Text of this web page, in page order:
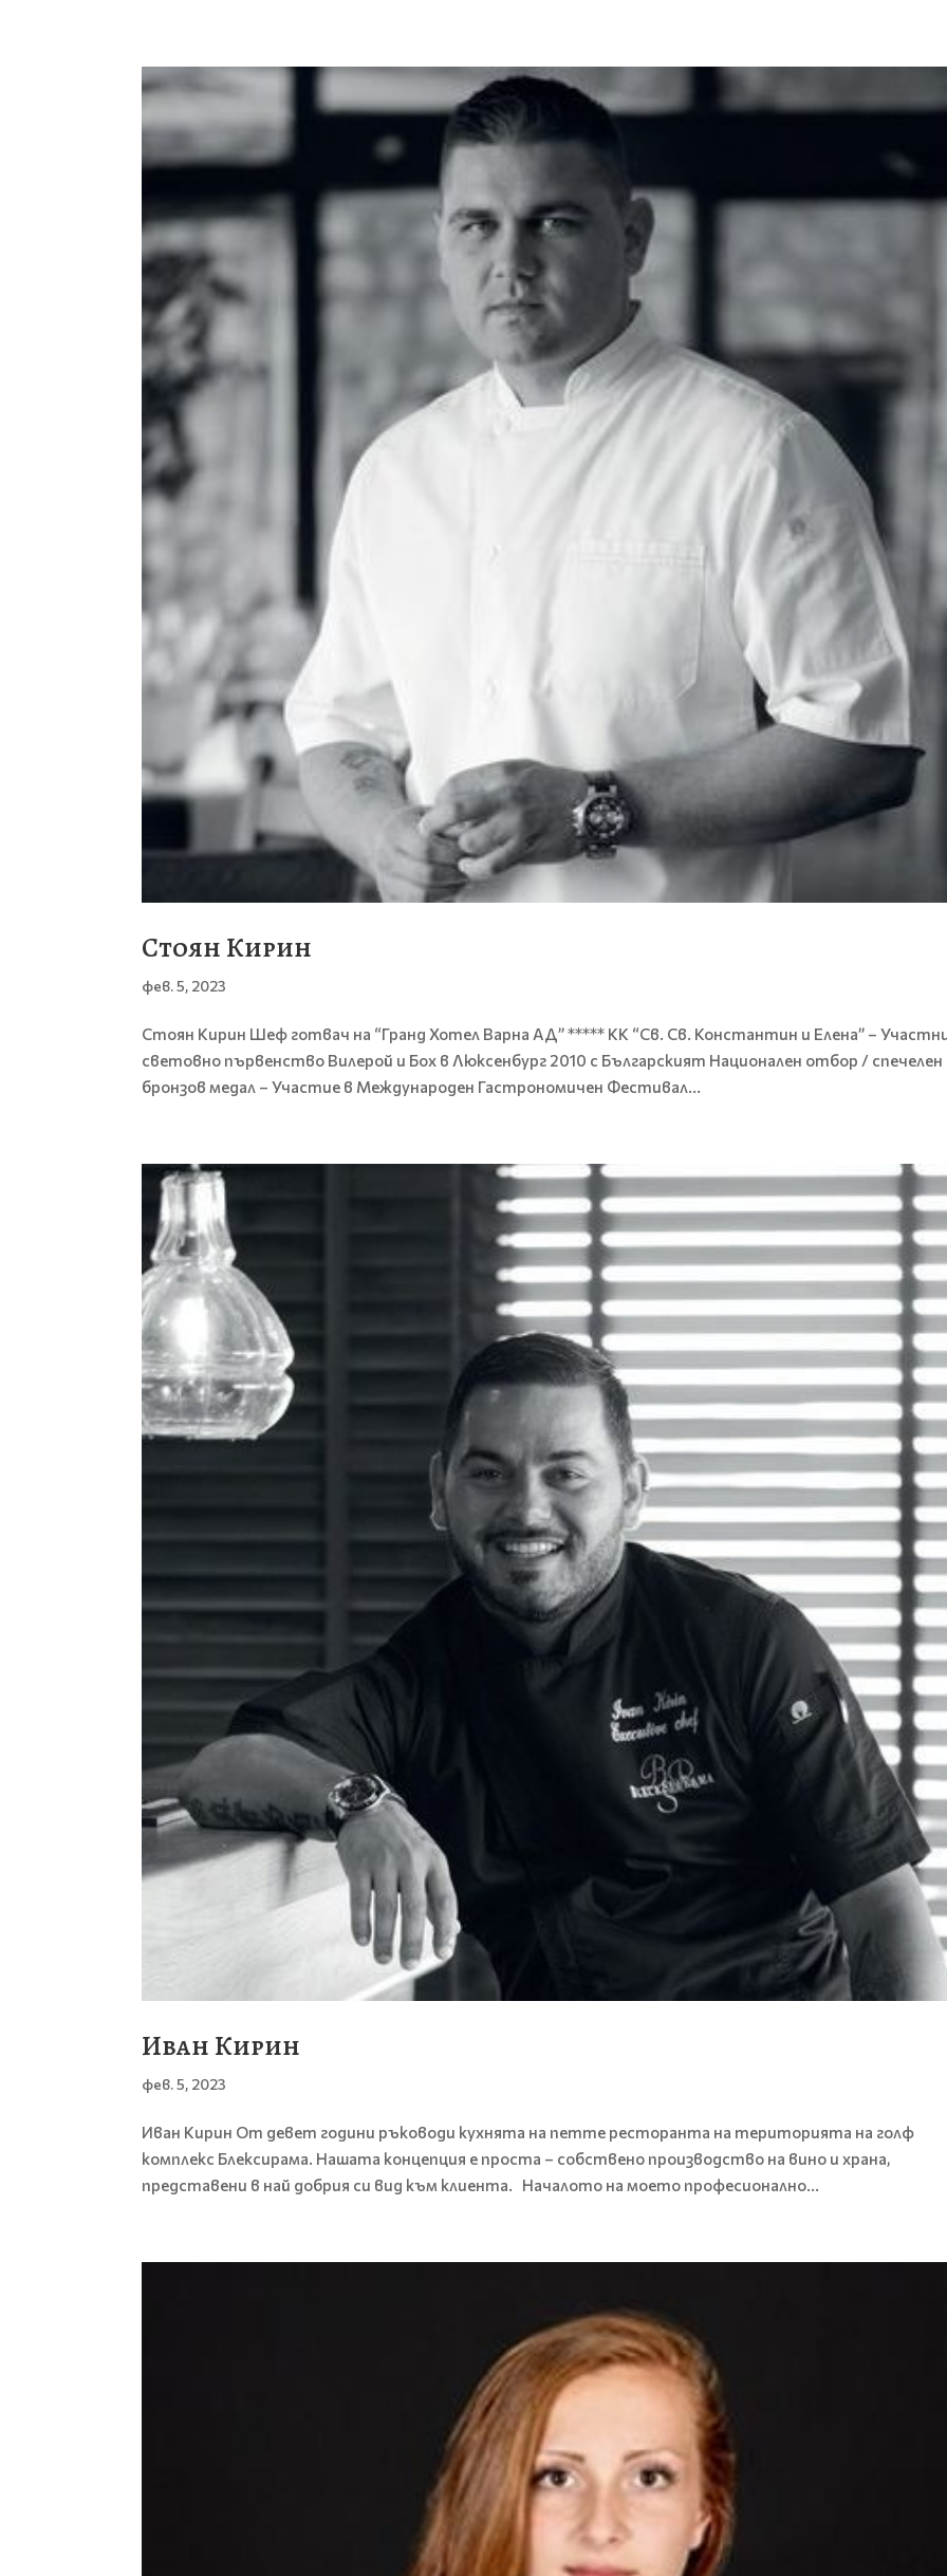
Стоян Кирин
фев. 5, 2023
Стоян Кирин Шеф готвач на “Гранд Хотел Варна АД” ***** КК “Св. Св. Константин и Елена” –
световно първенство Вилерой и Бох в Люксенбург 2010 с Българският Национален отбор / спечелен
бронзов медал – Участие в Международен Гастрономичен Фестивал...
Иван Кирин
фев. 5, 2023
Иван Кирин От девет години ръководи кухнята на петте ресторанта на територията на голф
комплекс Блексирама. Нашата концепция е проста – собствено производство на вино и храна,
представени в най добрия си вид към клиента. Началото на моето професионално...